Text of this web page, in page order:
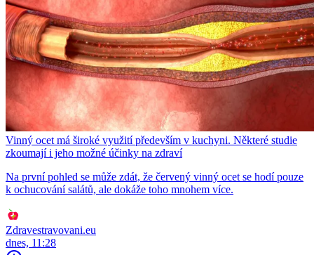
Vinný ocet má široké využití především v kuchyni. Některé studie
zkoumají i jeho možné účinky na zdraví
Na první pohled se může zdát, že červený vinný ocet se hodí pouze
k ochucování salátů, ale dokáže toho mnohem více.
Zdravestravovani.eu
dnes, 11:28